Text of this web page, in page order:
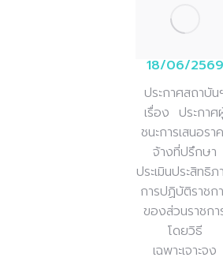
18/06/2569
ประกาศสถาบัน
เรื่อง ประกาศ
ชนะการเสนอรา
จ้างที่ปรึกษา
ประเมินประสิทธิ
การปฏิบัติราชก
ของส่วนราชกา
โดยวิธี
เฉพาะเจาะจง